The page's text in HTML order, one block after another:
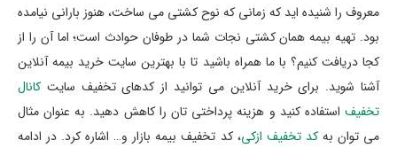
معروف را شنیده اید که زمانی که نوح کشتی می ساخت، هنوز بارانی نیامده
بود. تهیه بیمه همان کشتی نجات شما در طوفان حوادث است؛ اما آن را از
کجا دریافت کنیم؟ با ما همراه باشید تا با بهترین سایت خرید بیمه آنلاین
آشنا شوید. برای خرید آنلاین می توانید از کدهای تخفیف سایت کانال
تخفیف استفاده کنید و هزینه پرداختی تان را کاهش دهید. به عنوان مثال
می توان بهکد تخفیف ازکی، کد تخفیف بیمه بازار و… اشاره کرد. در ادامه